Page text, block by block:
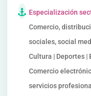
Especialización
Comercio,
sociales, social
Cultura | Deportes |
Comercio
servicios